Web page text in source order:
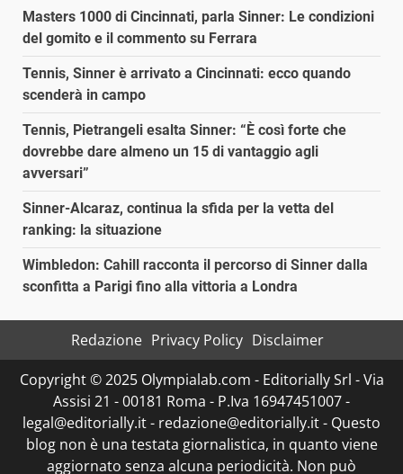
Masters 1000 di Cincinnati, parla Sinner: Le condizioni
del gomito e il commento su Ferrara
Tennis, Sinner è arrivato a Cincinnati: ecco quando
scenderà in campo
Tennis, Pietrangeli esalta Sinner: “È così forte che
dovrebbe dare almeno un 15 di vantaggio agli
avversari”
Sinner-Alcaraz, continua la sfida per la vetta del
ranking: la situazione
Wimbledon: Cahill racconta il percorso di Sinner dalla
sconfitta a Parigi fino alla vittoria a Londra
Redazione Privacy Policy Disclaimer
Copyright © 2025 Olympialab.com - Editorially Srl - Via
Assisi 21 - 00181 Roma - P.Iva 16947451007 -
legal@editorially.it - redazione@editorially.it - Questo
blog non è una testata giornalistica, in quanto viene
aggiornato senza alcuna periodicità. Non può